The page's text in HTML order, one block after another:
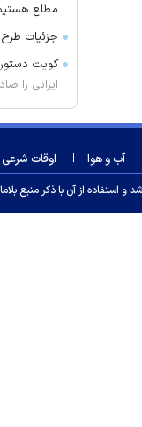
مطلع
جزئیات
کویت
ایرانی را
ضرغامی:
فرصت
زنوزق؛ نگین
جدیدترین
جشنواره
آب و هوا اوقات شرعی
استفاده از آن با ذکر منبع